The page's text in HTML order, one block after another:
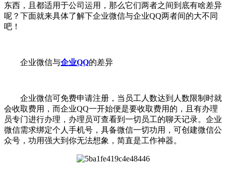
东西，且都适用于公司运用，那么它们两者之间到底有啥差异
呢？下面就来具体了解下企业微信与企业QQ两者间的大不同
吧！
企业微信与企业QQ的差异
企业微信可免费申请注册，当员工人数达到人数限制时就
会收取费用，而企业QQ一开始便是要收取费用的，且有办理
员专门进行办理，办理员可查看到一切员工的聊天记录。企业
微信需求绑定个人手机号，具备微信一切功用，可创建微信公
众号，功用强大到你无法想象，简直是工作神器。